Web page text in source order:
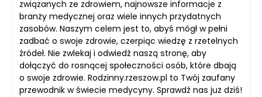
związanych ze zdrowiem, najnowsze informacje z
branży medycznej oraz wiele innych przydatnych
zasobów. Naszym celem jest to, abyś mógł w pełni
zadbać o swoje zdrowie, czerpiąc wiedzę z rzetelnych
źródeł. Nie zwlekaj i odwiedź naszą stronę, aby
dołączyć do rosnącej społeczności osób, które dbają
o swoje zdrowie. Rodzinny.rzeszow.pl to Twój zaufany
przewodnik w świecie medycyny. Sprawdź nas już dziś!